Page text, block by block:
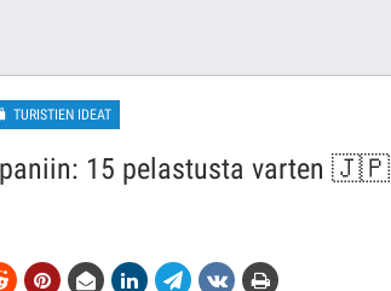
🧳 TURISTIEN IDEAT
15 pelastusta varten 🇯🇵